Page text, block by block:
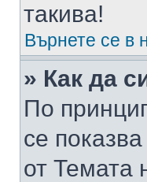
такива!
Върнете се в
» Как да
По
се
от Темата